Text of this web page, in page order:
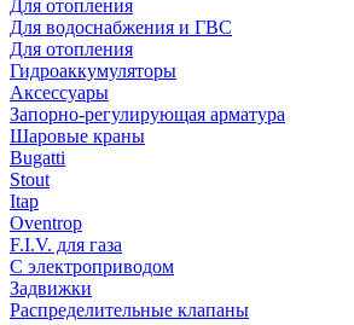
Для отопления
Для водоснабжения и ГВС
Для отопления
Гидроаккумуляторы
Аксессуары
Запорно-регулирующая арматура
Шаровые краны
Bugatti
Stout
Itap
Oventrop
F.I.V. для газа
С электроприводом
Задвижки
Распределительные клапаны